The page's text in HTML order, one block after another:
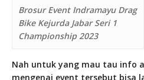
Brosur Event Indramayu Drag
Bike Kejurda Jabar Seri 1
Championship 2023
Nah untuk yang mau tau info
mengenai event tersebut bisa